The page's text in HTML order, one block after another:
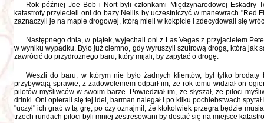
Rok później Joe Bob i Nort byli członkami Międzynarodowej
katastrofy przylecieli oni do bazy Nellis by uczestniczyć w manewrach "Red
zaznaczyli je na mapie drogowej, którą mieli w kokpicie i zdecydowali się
Następnego dnia, w piątek, wyjechali oni z Las Vegas z przyjacielem
w wyniku wypadku. Było już ciemno, gdy wyruszyli szutrową drogą, która
zawrócić do przydrożnego baru, który mijali, by zapytać o drogę.
Weszli do baru, w którym nie było żadnych klientów, był tylko
przybywają sprawie, z zadowoleniem odparł im, że rok temu widział on
pilotów myśliwców w swoim barze. Powiedział im, że słyszał, że piloci
drinki. Oni opierali się tej idei, barman nalegał i po kilku pochlebstwach
"uczył" ich grać w tą grę, po czy oznajmił, że ktokolwiek przegra będzie
trzech rundach piloci byli mniej zestresowani by dostać się na miejsce